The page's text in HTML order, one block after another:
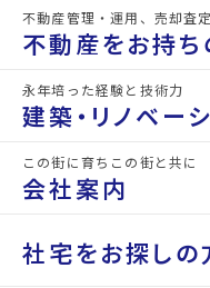
不動産を買いたい方
space_dashboard
エリアから探す
space_dashboard
不動産管理・運用、売却査定
不動産をお持ち
不動産をお持ちの方
山一地所の賃貸管理
不動産を貸すまでの流れ
空き家サポートサービス
永年培った経験と技術力
建築・リノベー
建築・リノベーション
Renotta（リノッタ）
この街に育ちこの街と共に
会社案内
会社案内
社宅をお探しの
物件名 ルアーナ
所在地 宮城県仙
アクセス
仙台市地
分